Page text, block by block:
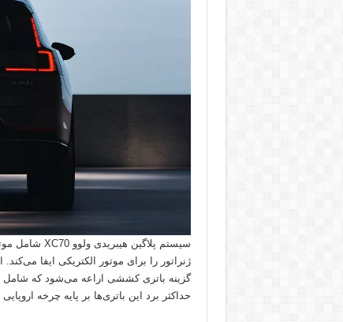
حداکثر برد این باتری‌ها بر پایه چرخه اروپایی WLTP به ترتیب ۱۸۰ و ۱۰۰ کیلومتر است.